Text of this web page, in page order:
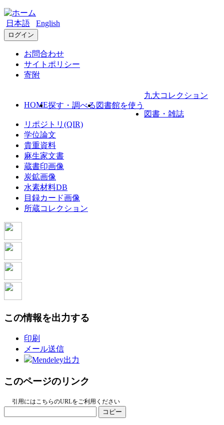
日本語 English
ログイン
お問合わせ
サイトポリシー
寄附
HOME探す・調べる 図書館を使う
九大コレクション
図書・雑誌
リポジトリ(QIR)
学位論文
貴重資料
麻生家文書
蔵書印画像
炭鉱画像
水素材料DB
目録カード画像
所蔵コレクション
この情報を出力する
印刷
メール送信
Mendeley出力
このページのリンク
引用にはこちらのURLをご利用ください
コピー